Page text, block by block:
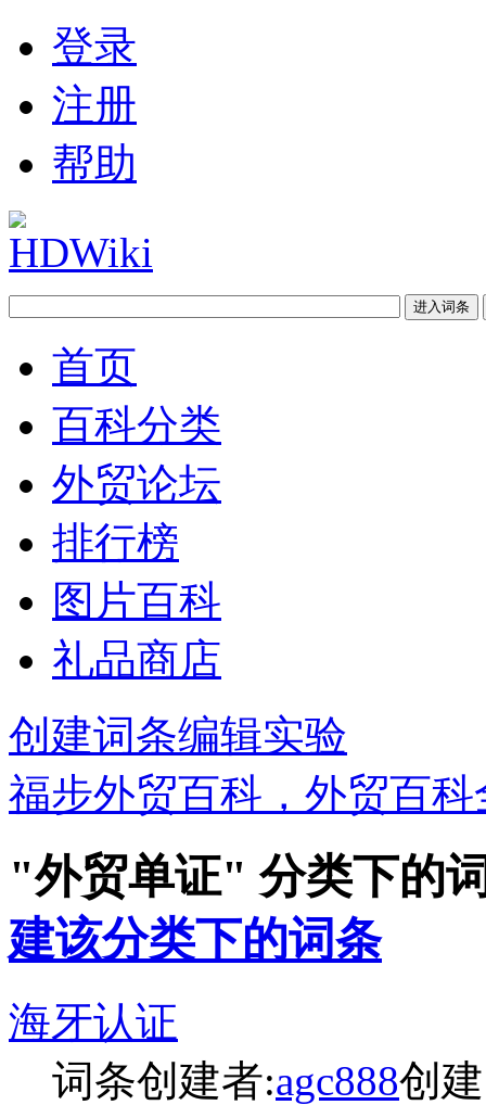
登录
注册
帮助
首页
百科分类
外贸论坛
排行榜
图片百科
礼品商店
创建词条编辑实验
福步外贸百科，外贸百科
"外贸单证" 分类下的
建该分类下的词条
海牙认证
词条创建者:agc888创